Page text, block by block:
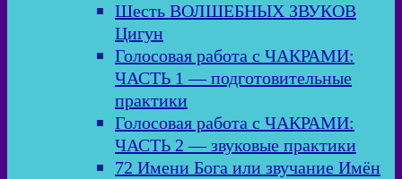
Шесть ВОЛШЕБНЫХ ЗВУКОВ
Цигун
Голосовая работа с ЧАКРАМИ:
ЧАСТЬ 1 — подготовительные
практики
Голосовая работа с ЧАКРАМИ:
ЧАСТЬ 2 — звуковые практики
72 Имени Бога или звучание Имён